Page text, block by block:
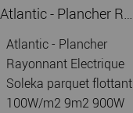
Atlantic - Plancher Rayonnant Electrique Soleka parquet flottant 100W/m2 9m2 900W (120407)
Atlantic - Plancher
Rayonnant Electrique
Soleka parquet flottant
100W/m2 9m2 900W